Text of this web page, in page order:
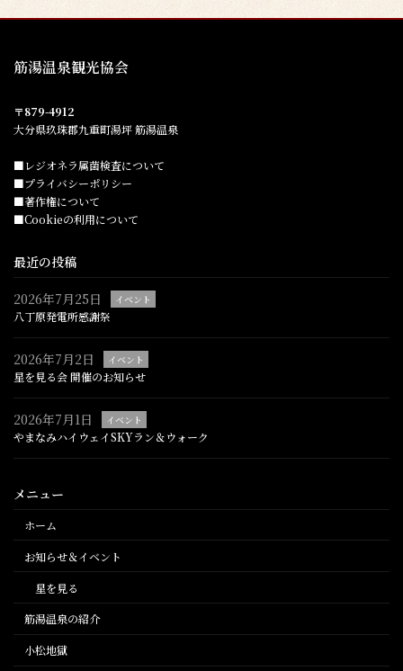
筋湯温泉観光協会
〒879-4912
大分県玖珠郡九重町湯坪 筋湯温泉
■レジオネラ属菌検査について
■プライバシーポリシー
■著作権について
■Cookieの利用について
最近の投稿
2026年7月25日 イベント
八丁原発電所感謝祭
2026年7月2日 イベント
星を見る会 開催のお知らせ
2026年7月1日 イベント
やまなみハイウェイSKYラン＆ウォーク
メニュー
ホーム
お知らせ＆イベント
星を見る
筋湯温泉の紹介
小松地獄